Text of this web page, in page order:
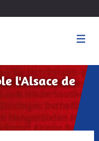
l'Alsace de